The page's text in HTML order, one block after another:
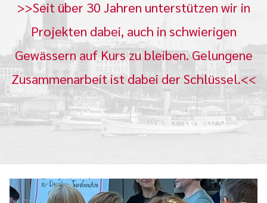
>>Seit über 30 Jahren unterstützen wir in
Projekten dabei, auch in schwierigen
Gewässern auf Kurs zu bleiben. Gelungene
Zusammenarbeit ist dabei der Schlüssel.<<